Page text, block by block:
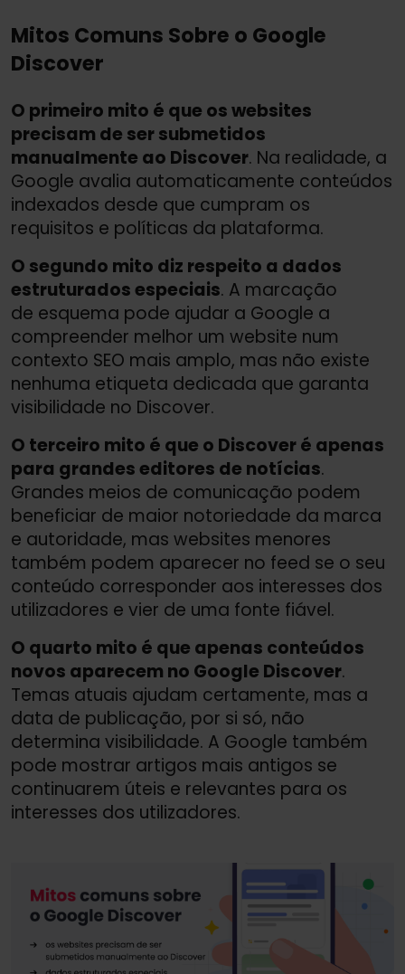
Mitos Comuns Sobre o Google
Discover
O primeiro mito é que os websites
precisam de ser submetidos
manualmente ao Discover. Na realidade, a
Google avalia automaticamente conteúdos
indexados desde que cumpram os
requisitos e políticas da plataforma.
O segundo mito diz respeito a dados
estruturados especiais. A marcação
de esquema pode ajudar a Google a
compreender melhor um website num
contexto SEO mais amplo, mas não existe
nenhuma etiqueta dedicada que garanta
visibilidade no Discover.
O terceiro mito é que o Discover é apenas
para grandes editores de notícias.
Grandes meios de comunicação podem
beneficiar de maior notoriedade da marca
e autoridade, mas websites menores
também podem aparecer no feed se o seu
conteúdo corresponder aos interesses dos
utilizadores e vier de uma fonte fiável.
O quarto mito é que apenas conteúdos
novos aparecem no Google Discover.
Temas atuais ajudam certamente, mas a
data de publicação, por si só, não
determina visibilidade. A Google também
pode mostrar artigos mais antigos se
continuarem úteis e relevantes para os
interesses dos utilizadores.